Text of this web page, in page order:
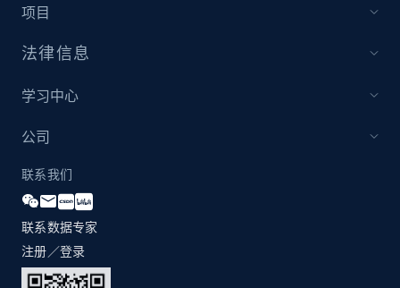
Title, Seller name, Brand, Description, Initial
more.
Amazon products global dataset - Collects
products by specific category URL
Title, Seller name, Brand, Description, Initial
项目
法律信息
学习中心
公司
联系我们
联系数据专家
注册／登录